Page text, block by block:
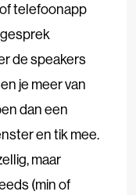
telefoonapp
de speakers
je meer van
dan een
en tik mee.
maar
(min of